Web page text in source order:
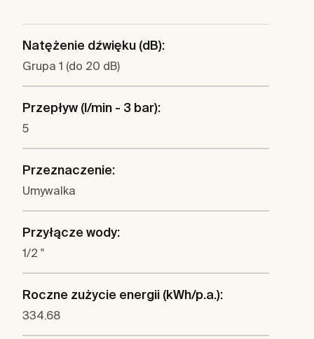
Natężenie dźwięku (dB):
Grupa 1 (do 20 dB)
Przepływ (l/min - 3 bar):
5
Przeznaczenie:
Umywalka
Przyłącze wody:
1/2 "
Roczne zużycie energii (kWh/p.a.):
334.68